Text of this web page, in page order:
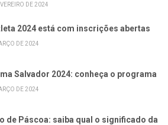
DE 2024
2024 está com inscrições abertas
DE 2024
Salvador 2024: conheça o programa
DE 2024
de Páscoa: saiba qual o significado da